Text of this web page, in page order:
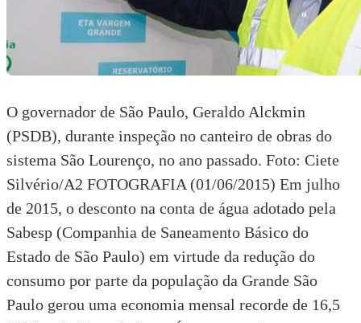
O governador de São Paulo, Geraldo Alckmin
(PSDB), durante inspeção no canteiro de obras do
sistema São Lourenço, no ano passado. Foto: Ciete
Silvério/A2 FOTOGRAFIA (01/06/2015) Em julho
de 2015, o desconto na conta de água adotado pela
Sabesp (Companhia de Saneamento Básico do
Estado de São Paulo) em virtude da redução do
consumo por parte da população da Grande São
Paulo gerou uma economia mensal recorde de 16,5